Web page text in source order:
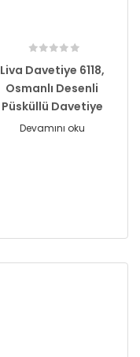
Liva Davetiye 6118,
Osmanlı Desenli
Püsküllü Davetiye
Devamını oku